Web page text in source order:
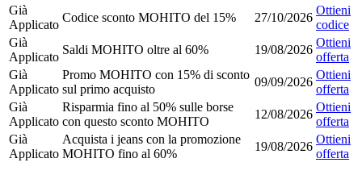
Già
Applicato
Codice sconto MOHITO del 15% 27/10/2026
Ottieni
codice
Già
Applicato
Saldi MOHITO oltre al 60% 19/08/2026
Ottieni
offerta
Già
Applicato
Promo MOHITO con 15% di sconto
sul primo acquisto
09/09/2026
Ottieni
offerta
Già
Applicato
Risparmia fino al 50% sulle borse
con questo sconto MOHITO
12/08/2026
Ottieni
offerta
Già
Applicato
Acquista i jeans con la promozione
MOHITO fino al 60%
19/08/2026
Ottieni
offerta